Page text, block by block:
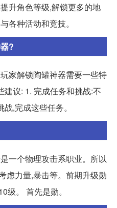
升角色等级,解锁更多的地
各种活动和竞技。
?
家解锁陶罐神器需要一些特
议: 1. 完成任务和挑战:不
,完成这些任务。
一个物理攻击系职业。所以
虑力量,暴击等。前期升级勋
级。 首先是勋。